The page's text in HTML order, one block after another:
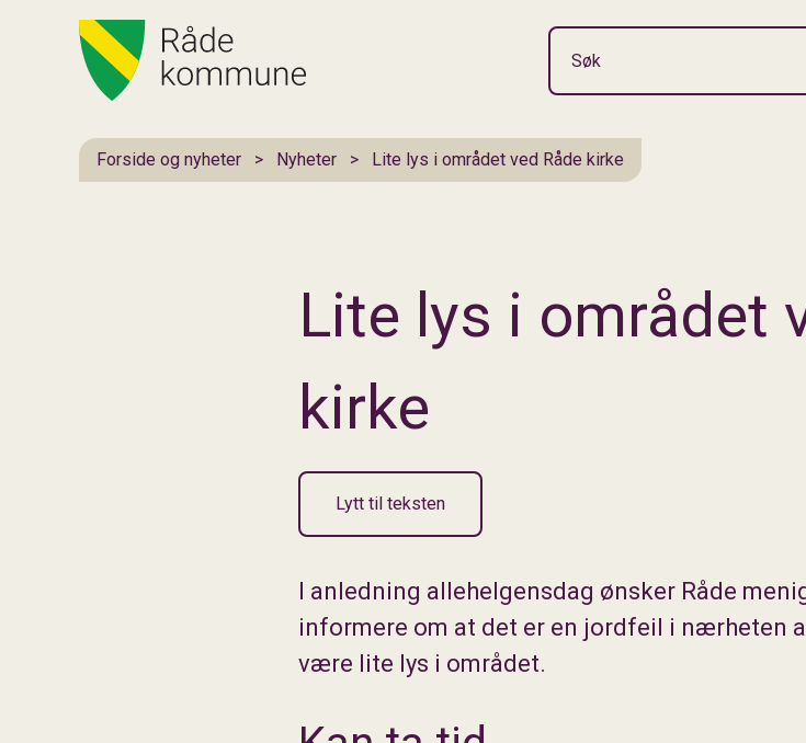
Du er her:
Forside og nyheter Nyheter Lite lys i området ved Råde kirke
Lite lys i området
kirke
Lytt til teksten
I anledning allehelgensdag ønsker Råde
informere om at det er en jordfeil i nærheten
være lite lys i området.